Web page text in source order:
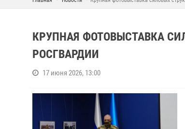
КРУПНАЯ ФОТОВЫСТАВКА
РОСГВАРДИИ
17 июня 2026, 13:00